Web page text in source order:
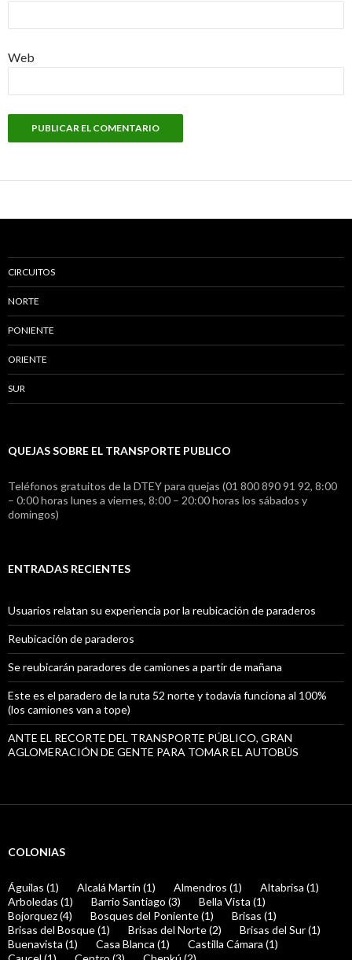
Web
CIRCUITOS
NORTE
PONIENTE
ORIENTE
SUR
QUEJAS SOBRE EL TRANSPORTE PUBLICO
Teléfonos gratuitos de la DTEY para quejas (01 800 890 91 92, 8:00
– 0:00 horas lunes a viernes, 8:00 – 20:00 horas los sábados y
domingos)
ENTRADAS RECIENTES
Usuarios relatan su experiencia por la reubicación de paraderos
Reubicación de paraderos
Se reubicarán paradores de camiones a partir de mañana
Este es el paradero de la ruta 52 norte y todavía funciona al 100%
(los camiones van a tope)
ANTE EL RECORTE DEL TRANSPORTE PÚBLICO, GRAN
AGLOMERACIÓN DE GENTE PARA TOMAR EL AUTOBÚS
COLONIAS
Águilas (1) Alcalá Martín (1) Almendros (1)
Altabrisa (1)
Arboledas (1)
Barrio Santiago (3)
Bella Vista (1)
Bojorquez (4)
Bosques del Poniente (1)
Brisas (1)
Brisas del Bosque (1)
Brisas del Norte (2)
Brisas del Sur (1)
Buenavista (1)
Casa Blanca (1)
Castilla Cámara (1)